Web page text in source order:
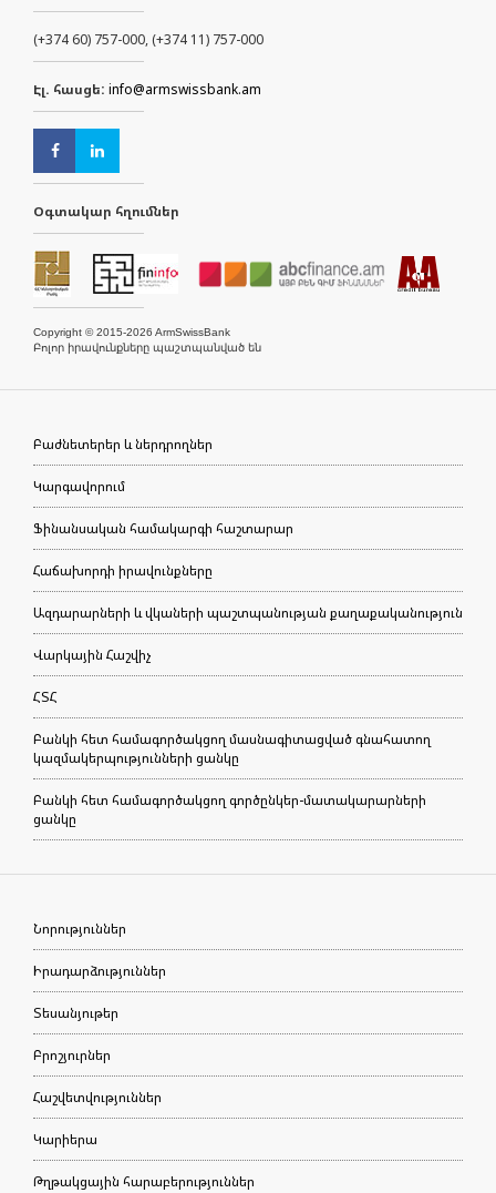
(+374 60) 757-000, (+374 11) 757-000
Էլ. հասցե: info@armswissbank.am
Օգտակար հղումներ
Copyright © 2015-2026 ArmSwissBank
Բոլոր իրավունքները պաշտպանված են
Բաժնետերեր և ներդրողներ
Կարգավորում
Ֆինանսական համակարգի հաշտարար
Հաճախորդի իրավունքները
Ազդարարների և վկաների պաշտպանության քաղաքականություն
Վարկային Հաշվիչ
ՀՏՀ
Բանկի հետ համագործակցող մասնագիտացված գնահատող
կազմակերպությունների ցանկը
Բանկի հետ համագործակցող գործընկեր-մատակարարների
ցանկը
Նորություններ
Իրադարձություններ
Տեսանյութեր
Բրոշյուրներ
Հաշվետվություններ
Կարիերա
Թղթակցային հարաբերություններ